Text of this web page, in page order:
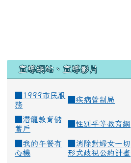
宣導網站、宣導影片
■1999市民服
務
疾病管制局
潛龍教育儲
蓄戶
性別平等教育網
我的午餐有
心機
消除對婦女一切
形式歧視公約計畫